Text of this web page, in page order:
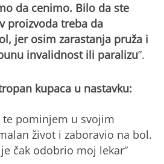
da cenimo. Bilo da ste
proizvoda treba da
jer osim zarastanja pruža i
invalidnost ili paralizu”.
kupaca u nastavku:
te pominjem u svojim
život i zaboravio na bol.
čak odobrio moj lekar”